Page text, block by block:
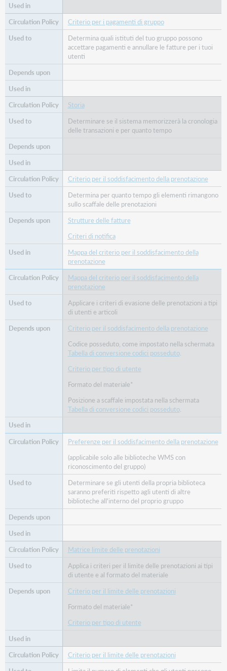
Criterio per i pagamenti di gruppo
Determina quali istituti del tuo gruppo possono
accettare pagamenti e annullare le fatture per i tuoi
utenti
Storia
Determinare se il sistema memorizzerà la cronologia
delle transazioni e per quanto tempo
Criterio per il soddisfacimento della prenotazione
Determina per quanto tempo gli elementi rimangono
sullo scaffale delle prenotazioni
Strutture delle fatture
Criteri di notifica
Mappa del criterio per il soddisfacimento della
prenotazione
Mappa del criterio per il soddisfacimento della
prenotazione
Applicare i criteri di evasione delle prenotazioni a tipi
di utenti e articoli
Criterio per il soddisfacimento della prenotazione
Codice posseduto, come impostato nella schermata
Tabella di conversione codici posseduto.
Criterio per tipo di utente
Formato del materiale*
Posizione a scaffale impostata nella schermata
Tabella di conversione codici posseduto.
Preferenze per il soddisfacimento della prenotazione
(applicabile solo alle biblioteche WMS con
riconoscimento del gruppo)
Determinare se gli utenti della propria biblioteca
saranno preferiti rispetto agli utenti di altre
biblioteche all'interno del proprio gruppo
Matrice limite delle prenotazioni
Applica i criteri per il limite delle prenotazioni ai tipi
di utente e al formato del materiale
Criterio per il limite delle prenotazioni
Formato del materiale*
Criterio per tipo di utente
Criterio per il limite delle prenotazioni